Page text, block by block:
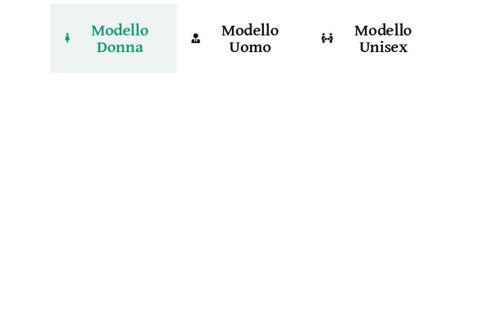
Modello
Donna
Modello
Uomo
Modello
Unisex